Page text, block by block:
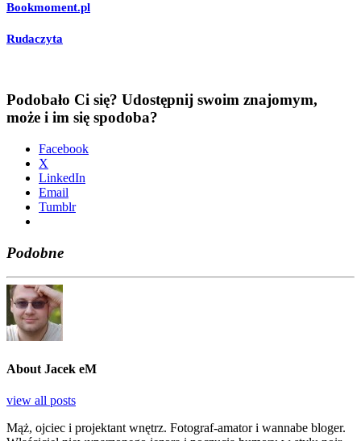
Bookmoment.pl
Ruda­czy­ta
Podobało Ci się? Udostępnij swoim znajomym,
może i im się spodoba?
Face­bo­ok
X
Lin­ke­dIn
Ema­il
Tum­blr
Podobne
About Jacek eM
view all posts
Mąż, ojciec i projektant wnętrz. Fotograf-amator i wannabe bloger.